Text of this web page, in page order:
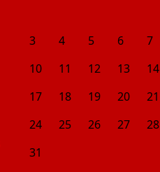
3
4 5 6 7
10
11 12 13 14
17
18 19 20 21
24
25 26 27 28
31